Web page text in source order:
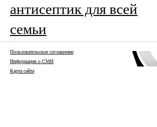
антисептик для всей
семьи
Пользовательское соглашение
Информация о СМИ
Карта сайта